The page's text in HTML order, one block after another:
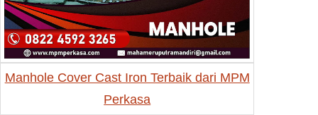
Manhole Cover Cast Iron Terbaik dari MPM
Perkasa